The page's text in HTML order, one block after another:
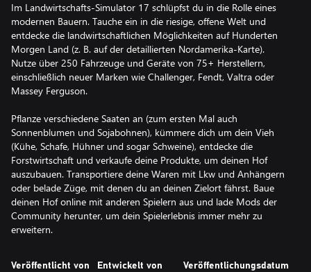
Im Landwirtschafts-Simulator 17 schlüpfst du in die Rolle eines
modernen Bauern. Tauche ein in die riesige, offene Welt und
entdecke die landwirtschaftlichen Möglichkeiten auf Hunderten
Morgen Land (z. B. auf der detaillierten Nordamerika-Karte).
Nutze über 250 Fahrzeuge und Geräte von 75+ Herstellern,
einschließlich neuer Marken wie Challenger, Fendt, Valtra oder
Massey Ferguson.
Pflanze verschiedene Saaten an (zum ersten Mal auch
Sonnenblumen und Sojabohnen), kümmere dich um dein Vieh
(Kühe, Schafe, Hühner und sogar Schweine), entdecke die
Forstwirtschaft und verkaufe deine Produkte, um deinen Hof
auszubauen. Transportiere deine Waren mit Lkw und Anhängern
oder belade Züge, mit denen du an deinen Zielort fährst. Baue
deinen Hof online mit anderen Spielern aus und lade Mods der
Community herunter, um dein Spielerlebnis immer mehr zu
erweitern.
Veröffentlicht von Entwickelt von Veröffentlichungsdatum